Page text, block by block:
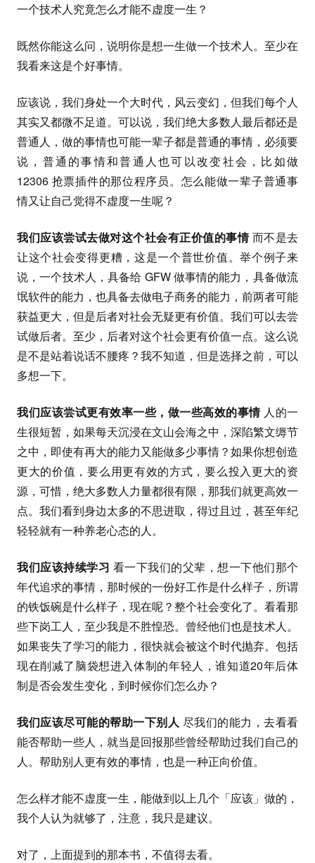
一个技术人究竟怎么才能不虚度一生？
既然你能这么问，说明你是想一生做一个技术人。至少在
我看来这是个好事情。
应该说，我们身处一个大时代，风云变幻，但我们每个人
其实又都微不足道。可以说，我们绝大多数人最后都还是
普通人，做的事情也可能一辈子都是普通的事情，必须要
说，普通的事情和普通人也可以改变社会，比如做
12306 抢票插件的那位程序员。怎么能做一辈子普通事
情又让自己觉得不虚度一生呢？
我们应该尝试去做对这个社会有正价值的事情而不是去
让这个社会变得更糟，这是一个普世价值。举个例子来
说，一个技术人，具备给 GFW 做事情的能力，具备做流
氓软件的能力，也具备去做电子商务的能力，前两者可能
获益更大，但是后者对社会无疑更有价值。我们可以去尝
试做后者。至少，后者对这个社会更有价值一点。这么说
是不是站着说话不腰疼？我不知道，但是选择之前，可以
多想一下。
我们应该尝试更有效率一些，做一些高效的事情人的一
生很短暂，如果每天沉浸在文山会海之中，深陷繁文缛节
之中，即使有再大的能力又能做多少事情？如果你想创造
更大的价值，要么用更有效的方式，要么投入更大的资
源，可惜，绝大多数人力量都很有限，那我们就更高效一
点。我们看到身边太多的不思进取，得过且过，甚至年纪
轻轻就有一种养老心态的人。
我们应该持续学习 看一下我们的父辈，想一下他们那个
年代追求的事情，那时候的一份好工作是什么样子，所谓
的铁饭碗是什么样子，现在呢？整个社会变化了。看看那
些下岗工人，至少我是不胜惶恐。曾经他们也是技术人。
如果丧失了学习的能力，很快就会被这个时代抛弃。包括
现在削减了脑袋想进入体制的年轻人，谁知道20年后体
制是否会发生变化，到时候你们怎么办？
我们应该尽可能的帮助一下别人 尽我们的能力，去看看
能否帮助一些人，就当是回报那些曾经帮助过我们自己的
人。帮助别人更有效的事情，也是一种正向价值。
怎么样才能不虚度一生，能做到以上几个「应该」做的，
我个人认为就够了，注意，我只是建议。
对了，上面提到的那本书，不值得去看。